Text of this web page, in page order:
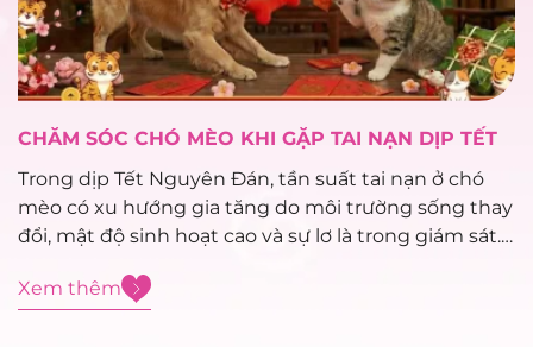
CHĂM SÓC CHÓ MÈO KHI GẶP TAI NẠN DỊP TẾT
Trong dịp Tết Nguyên Đán, tần suất tai nạn ở chó
mèo có xu hướng gia tăng do môi trường sống thay
đổi, mật độ sinh hoạt cao và sự lơ là trong giám sát.
đóng vai trò...
Xem thêm